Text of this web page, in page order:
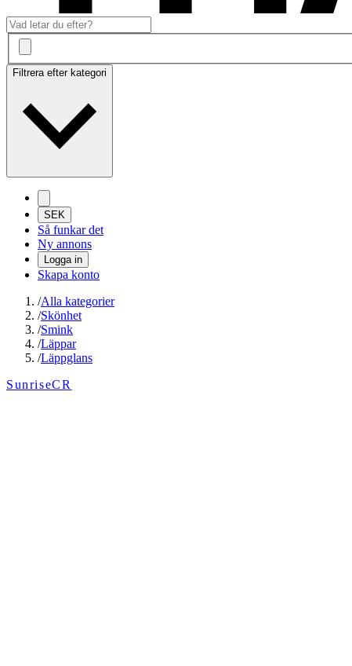
Filtrera efter kategori
SEK
Så funkar det
Ny annons
Logga in
Skapa konto
/Alla kategorier
/Skönhet
/Smink
/Läppar
/Läppglans
SunriseCR